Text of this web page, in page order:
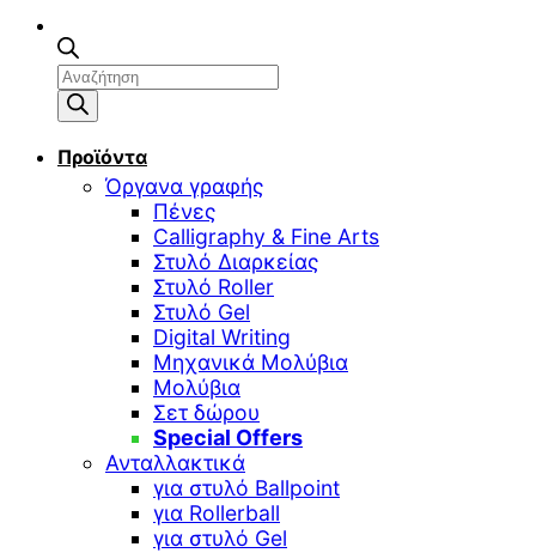
Αναζήτηση
προϊόντων
Προϊόντα
Όργανα γραφής
Πένες
Calligraphy & Fine Arts
Στυλό Διαρκείας
Στυλό Roller
Στυλό Gel
Digital Writing
Μηχανικά Μολύβια
Μολύβια
Σετ δώρου
Special Offers
Ανταλλακτικά
για στυλό Ballpoint
για Rollerball
για στυλό Gel